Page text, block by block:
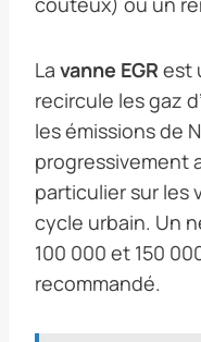
La vanne EGR est
recircule les gaz
les émissions de
progressivement
particulier sur les
cycle urbain. Un
100 000 et 150
recommandé.